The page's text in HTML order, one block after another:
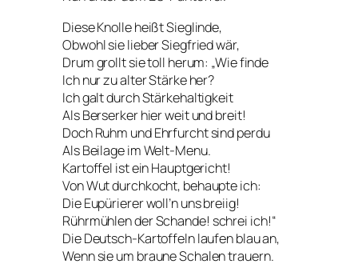
Diese Knolle heißt Sieglinde,
Obwohl sie lieber Siegfried wär,
Drum grollt sie toll herum: „Wie finde
Ich nur zu alter Stärke her?
Ich galt durch Stärkehaltigkeit
Als Berserker hier weit und breit!
Doch Ruhm und Ehrfurcht sind perdu
Als Beilage im Welt-Menu.
Kartoffel ist ein Hauptgericht!
Von Wut durchkocht, behaupte ich:
Die Eupürierer woll’n uns breiig!
Rührmühlen der Schande! schrei ich!“
Die Deutsch-Kartoffeln laufen blau an,
Wenn sie um braune Schalen trauern.